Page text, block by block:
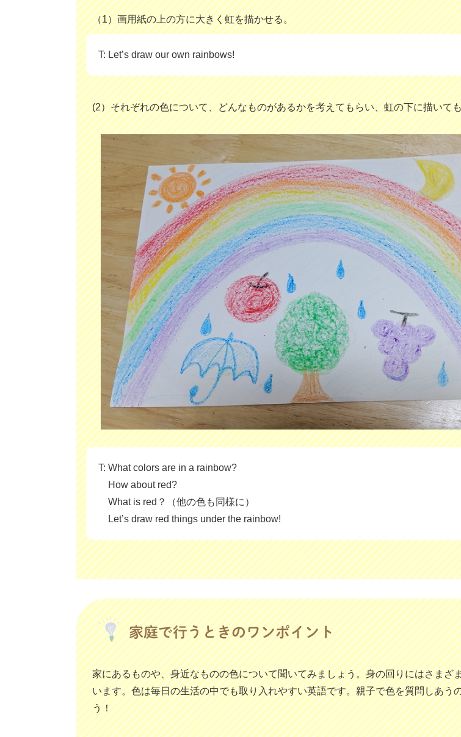
（1）画用紙の上の方に大きく虹を描かせる。
T: Let’s draw our own rainbows!
(2）それぞれの色について、どんなものがあるかを考えてもらい、虹の下に描いて
T: What colors are in a rainbow?
How about red?
What is red？（他の色も同様に）
Let’s draw red things under the rainbow!
家にあるものや、身近なものの色について聞いてみましょう。身の回りにはさまざ
います。色は毎日の生活の中でも取り入れやすい英語です。親子で色を質問しあう
う！